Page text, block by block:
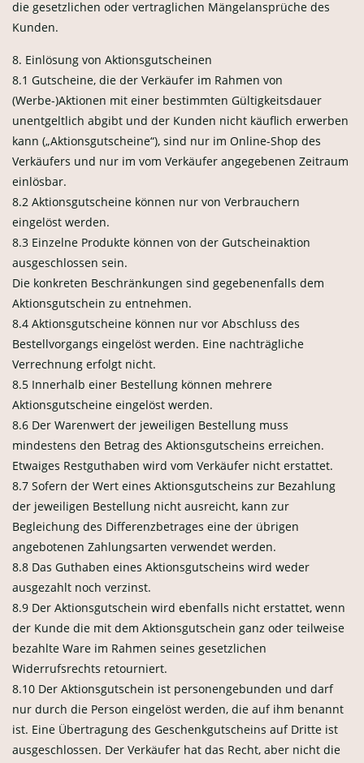
die gesetzlichen oder vertraglichen Mängelansprüche des
Kunden.
8. Einlösung von Aktionsgutscheinen
8.1 Gutscheine, die der Verkäufer im Rahmen von
(Werbe-)Aktionen mit einer bestimmten Gültigkeitsdauer
unentgeltlich abgibt und der Kunden nicht käuflich erwerben
kann („Aktionsgutscheine“), sind nur im Online-Shop des
Verkäufers und nur im vom Verkäufer angegebenen Zeitraum
einlösbar.
8.2 Aktionsgutscheine können nur von Verbrauchern
eingelöst werden.
8.3 Einzelne Produkte können von der Gutscheinaktion
ausgeschlossen sein.
Die konkreten Beschränkungen sind gegebenenfalls dem
Aktionsgutschein zu entnehmen.
8.4 Aktionsgutscheine können nur vor Abschluss des
Bestellvorgangs eingelöst werden. Eine nachträgliche
Verrechnung erfolgt nicht.
8.5 Innerhalb einer Bestellung können mehrere
Aktionsgutscheine eingelöst werden.
8.6 Der Warenwert der jeweiligen Bestellung muss
mindestens den Betrag des Aktionsgutscheins erreichen.
Etwaiges Restguthaben wird vom Verkäufer nicht erstattet.
8.7 Sofern der Wert eines Aktionsgutscheins zur Bezahlung
der jeweiligen Bestellung nicht ausreicht, kann zur
Begleichung des Differenzbetrages eine der übrigen
angebotenen Zahlungsarten verwendet werden.
8.8 Das Guthaben eines Aktionsgutscheins wird weder
ausgezahlt noch verzinst.
8.9 Der Aktionsgutschein wird ebenfalls nicht erstattet, wenn
der Kunde die mit dem Aktionsgutschein ganz oder teilweise
bezahlte Ware im Rahmen seines gesetzlichen
Widerrufsrechts retourniert.
8.10 Der Aktionsgutschein ist personengebunden und darf
nur durch die Person eingelöst werden, die auf ihm benannt
ist. Eine Übertragung des Geschenkgutscheins auf Dritte ist
ausgeschlossen. Der Verkäufer hat das Recht, aber nicht die